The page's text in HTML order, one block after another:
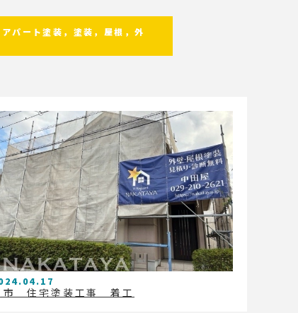
パート塗装，塗装，屋根，外
市 住宅塗装工事 着工